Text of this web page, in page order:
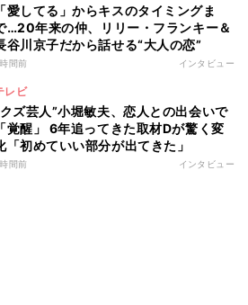
「愛してる」からキスのタイミングま
…20年来の仲、リリー・フランキー＆
谷川京子だから話せる“大人の恋”
間前 インタビュー
レビ
ズ芸人”小堀敏夫、恋人との出会いで
「覚醒」 6年追ってきた取材Dが驚く変
「初めていい部分が出てきた」
間前 インタビュー